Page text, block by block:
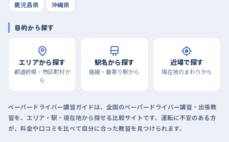
鹿児島県
沖縄県
目的から探す
エリアから探す
都道府県・市区町村か
ら
駅名から探す
路線・最寄り駅から
近場で探す
現在地のまわりから
ペーパードライバー講習ガイドは、全国のペーパードライバー講習・出張教
習を、エリア・駅・現在地から探せる比較サイトです。運転に不安のある方
が、料金や口コミを比べて自分に合った教習を見つけられます。